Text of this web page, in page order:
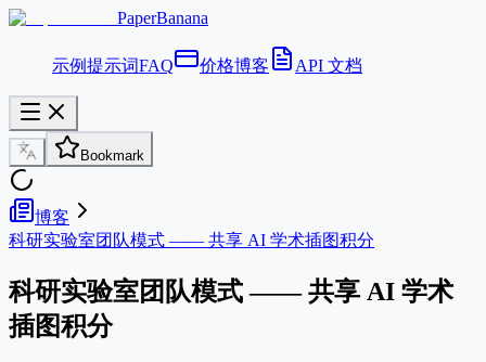
PaperBanana
示例提示词FAQ 价格博客 API 文档
Bookmark
博客
科研实验室团队模式 —— 共享 AI 学术插图积分
科研实验室团队模式 —— 共享 AI 学术
插图积分